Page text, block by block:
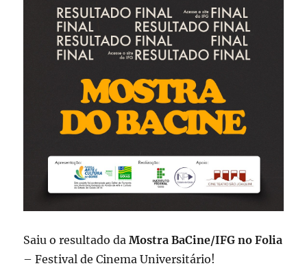
Saiu o resultado daMostra BaCine/IFG no Folia
– Festival de Cinema Universitário!